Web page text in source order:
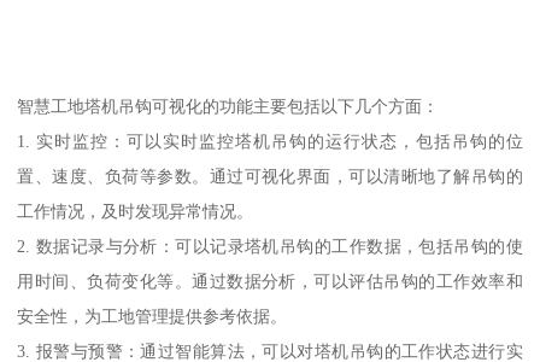
智慧工地塔机吊钩可视化的功能主要包括以下几个方面：
1. 实时监控：可以实时监控塔机吊钩的运行状态，包括吊钩的位
置、速度、负荷等参数。通过可视化界面，可以清晰地了解吊钩的
工作情况，及时发现异常情况。
2. 数据记录与分析：可以记录塔机吊钩的工作数据，包括吊钩的使
用时间、负荷变化等。通过数据分析，可以评估吊钩的工作效率和
安全性，为工地管理提供参考依据。
3. 报警与预警：通过智能算法，可以对塔机吊钩的工作状态进行实